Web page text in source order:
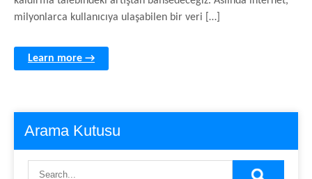
milyonlarca kullanıcıya ulaşabilen bir veri […]
Learn more →
Arama Kutusu